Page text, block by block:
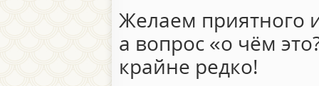
Желаем приятного
а вопрос «о чём
крайне редко!